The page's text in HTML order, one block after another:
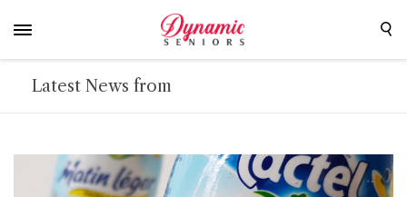
Latest News from